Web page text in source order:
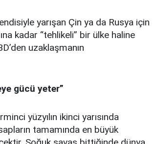
yarışan Çin ya da Rusya için
kadar “tehlikeli” bir ülke haline
uzaklaşmanın
gücü yeter”
yüzyılın ikinci yarısında
tamamında en büyük